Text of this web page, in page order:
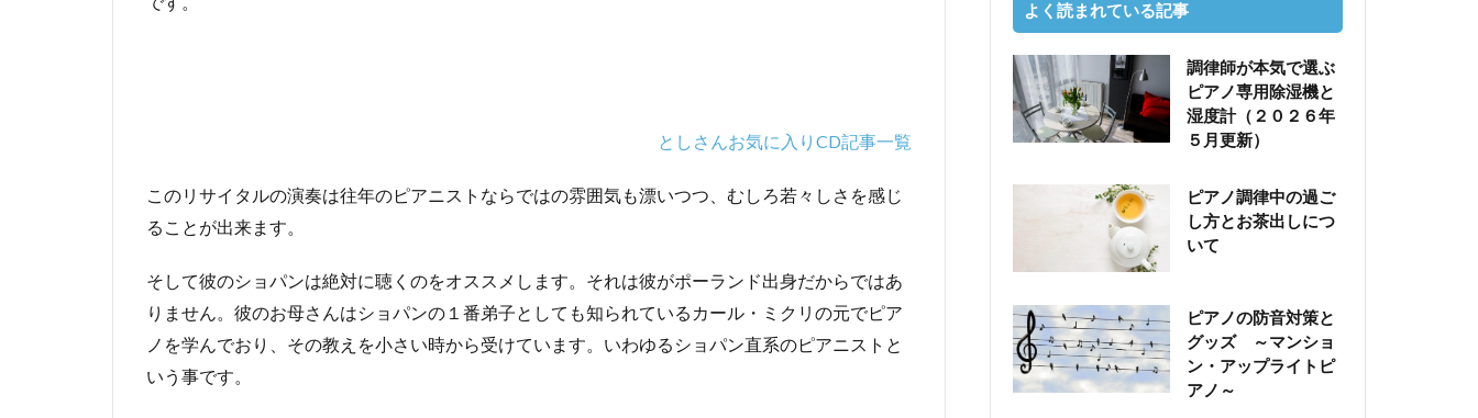
としさんお気に入りCD記事一覧
このリサイタルの演奏は往年のピアニストならではの雰囲気も漂いつつ、むしろ若々しさを感じ
ることが出来ます。
そして彼のショパンは絶対に聴くのをオススメします。それは彼がポーランド出身だからではあ
りません。彼のお母さんはショパンの１番弟子としても知られているカール・ミクリの元でピア
ノを学んでおり、その教えを小さい時から受けています。いわゆるショパン直系のピアニストと
いう事です。
よく読まれている記事
調律師が本気で選ぶ
ピアノ専用除湿機と
湿度計（２０２６年
５月更新）
ピアノ調律中の過ご
し方とお茶出しにつ
いて
ピアノの防音対策と
グッズ ～マンショ
ン・アップライトピ
アノ～